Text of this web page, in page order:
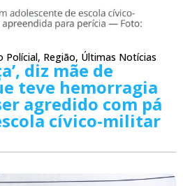
Polícial, Região, Últimas Notícias
diz mãe de
teve hemorragia
agredido com pá
cívico-militar